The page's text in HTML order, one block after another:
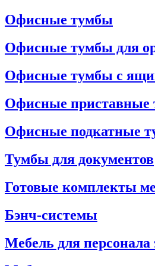
Офисные тумбы
Офисные тумбы для
Офисные тумбы с
Офисные приставные
Офисные подкатные
Тумбы для документов
Готовые комплекты
Бэнч-системы
Мебель для персонала